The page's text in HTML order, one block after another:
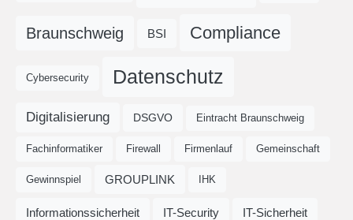
Braunschweig BSI Compliance
Cybersecurity Datenschutz
Digitalisierung DSGVO Eintracht Braunschweig
Fachinformatiker Firewall Firmenlauf Gemeinschaft
Gewinnspiel GROUPLINK IHK
Informationssicherheit IT-Security IT-Sicherheit